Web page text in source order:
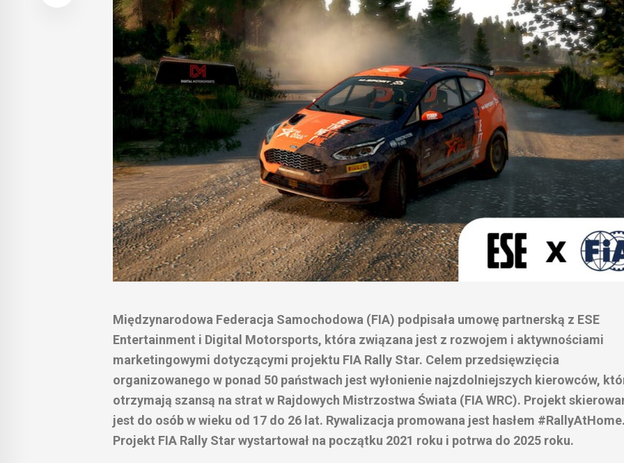
Międzynarodowa Federacja Samochodowa (FIA) podpisała umowę partnerską z ESE
Entertainment i Digital Motorsports, która związana jest z rozwojem i aktywnościami
marketingowymi dotyczącymi projektu FIA Rally Star. Celem przedsięwzięcia
organizowanego w ponad 50 państwach jest wyłonienie najzdolniejszych kierowców,
otrzymają szansą na strat w Rajdowych Mistrzostwa Świata (FIA WRC). Projekt
jest do osób w wieku od 17 do 26 lat. Rywalizacja promowana jest hasłem #RallyAtHome.
Projekt FIA Rally Star wystartował na początku 2021 roku i potrwa do 2025 roku.